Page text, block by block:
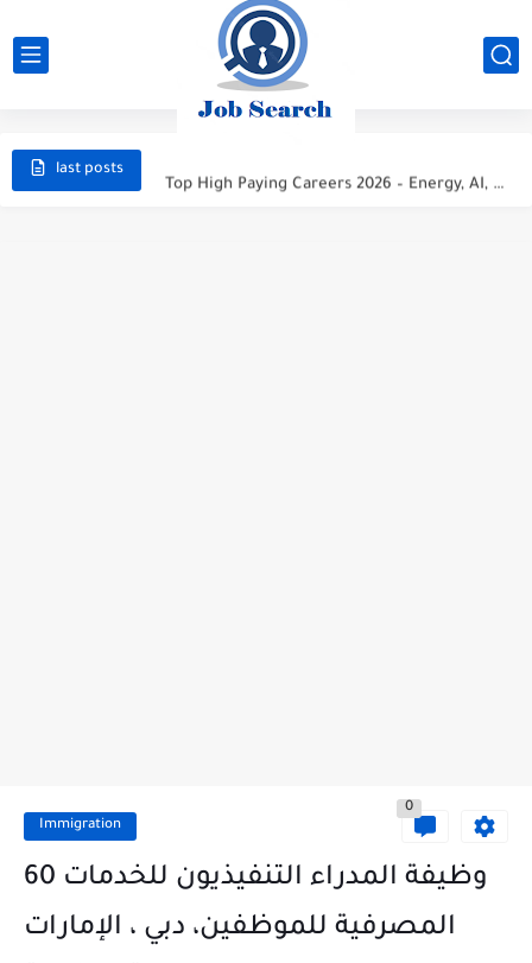
last posts
STC Careers 2026 – Saudi Arabia
Aramco Careers 2026 – Saudi Arabia
Immigration
0
60 وظيفة المدراء التنفيذيون للخدمات
المصرفية للموظفين، دبي ، الإمارات